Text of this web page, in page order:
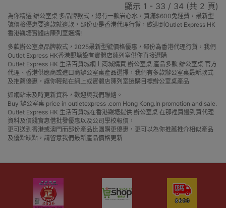
顯示 1 - 33 / 34 (共 2 頁)
為你精選 辦公室桌 多品牌款式，總有一款岩心水，買滿$600免運費，最新型
號價格優惠要邊款就邊款，部份更是香港代理行貨，歡迎到Outlet Express HK
香港觀塘實體店陳列室選購!
多款辦公室桌品牌款式，2025最新型號價格優惠，部份為香港代理行貨，我們
Outlet Express HK香港觀塘設有實體店陳列室供你直接選購
Outlet Express HK 生活百貨城網上商城購買 辦公室桌 產品多款 辦公室桌 官方
代理、香港供應商或進口商辦公室桌產品選擇，我們有多款辦公室桌最新款式
及推薦優惠，讓你輕鬆在網上或實體店陳列室選購目標辦公室桌產品
如網站未及時更新資料，歡迎與我們聯絡。
Buy 辦公室桌 price in outletexpress .com Hong Kong.In promotion and sale.
Outlet Express HK 生活百貨城在香港觀塘提供 辦公室桌 在那裡買邊到買代理
資料及價錢實惠借批發優惠以及公司學校報價，
更可送到香港或澳門而部份產品比團購更優惠，更可以為你推薦推介相似產品
及優點缺點，請留意我們最新產品價格更新